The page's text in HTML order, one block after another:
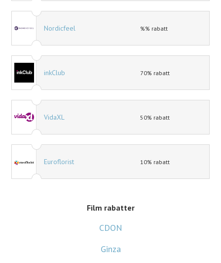
Nordicfeel %% rabatt
inkClub 70% rabatt
VidaXL 50% rabatt
Euroflorist 10% rabatt
Film rabatter
CDON
Ginza